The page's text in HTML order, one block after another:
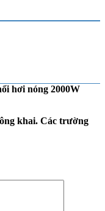
hơi nóng 2000W
khai. Các trường